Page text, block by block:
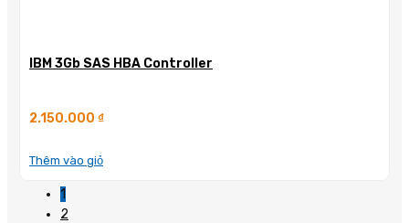
IBM 3Gb SAS HBA Controller
2.150.000 ₫
Thêm vào giỏ
1
2